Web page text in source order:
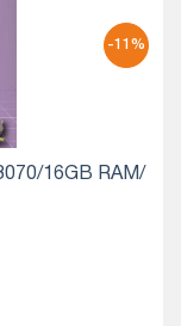
-11%
16GB RAM/